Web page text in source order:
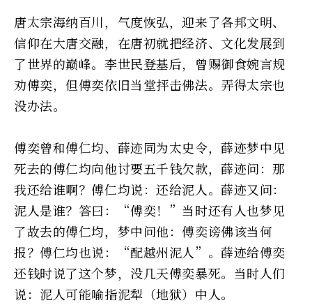
唐太宗海纳百川，气度恢弘，迎来了各邦文明、
信仰在大唐交融，在唐初就把经济、文化发展到
了世界的巅峰。李世民登基后，曾赐御食婉言规
劝傅奕，但傅奕依旧当堂抨击佛法。弄得太宗也
没办法。
傅奕曾和傅仁均、薛迹同为太史令，薛迹梦中见
死去的傅仁均向他讨要五千钱欠款，薛迹问：那
我还给谁啊？傅仁均说：还给泥人。薛迹又问：
泥人是谁？答曰：“傅奕！”当时还有人也梦见
了故去的傅仁均，梦中问他：傅奕谤佛该当何
报？傅仁均也说：“配越州泥人”。薛迹给傅奕
还钱时说了这个梦，没几天傅奕暴死。当时人们
说：泥人可能喻指泥犁（地狱）中人。